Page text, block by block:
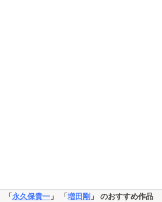
「 永久保貴一 」 「 増田剛 」 のおすすめ作品